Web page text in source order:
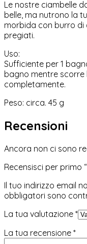
Le nostre ciambelle
belle, ma nutrono la
morbida con burro di
pregiati.
Uso:
Sufficiente per 1
bagno mentre scorre
completamente.
Peso: circa. 45 g
Recensioni
Ancora non ci sono
Recensisci per primo
Il tuo indirizzo email
obbligatori sono
La tua valutazione *
La tua recensione *